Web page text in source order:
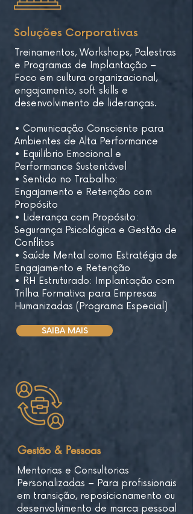
Soluções Corporativas
Treinamentos, Workshops, Palestras
e Programas de Implantação –
Foco em cultura organizacional,
engajamento, soft skills e
desenvolvimento de lideranças.
• Comunicação Consciente para
Ambientes de Alta Performance​
• Equilíbrio Emocional e
Performance Sustentável​
• Sentido no Trabalho:
Engajamento e Retenção com
Propósito​
• Liderança com Propósito:
Segurança Psicológica e Gestão de
Conflitos
​• Saúde Mental como Estratégia de
Engajamento e Retenção
​• RH Estruturado: Implantação com
Trilha Formativa para Empresas
Humanizadas (Programa Especial)
SAIBA MAIS
Gestão & Pessoas
Mentorias e Consultorias
Personalizadas – Para profissionais
em transição, reposicionamento ou
desenvolvimento de marca pessoal